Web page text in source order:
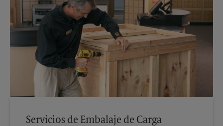
Servicios de Embalaje de Carga